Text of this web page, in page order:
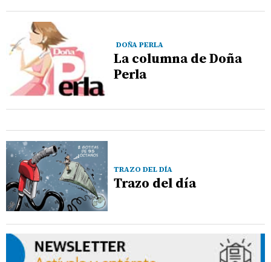
DOÑA PERLA
La columna de Doña
Perla
TRAZO DEL DÍA
Trazo del día